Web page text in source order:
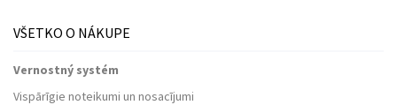
VŠETKO O NÁKUPE
Vernostný systém
Vispārīgie noteikumi un nosacījumi